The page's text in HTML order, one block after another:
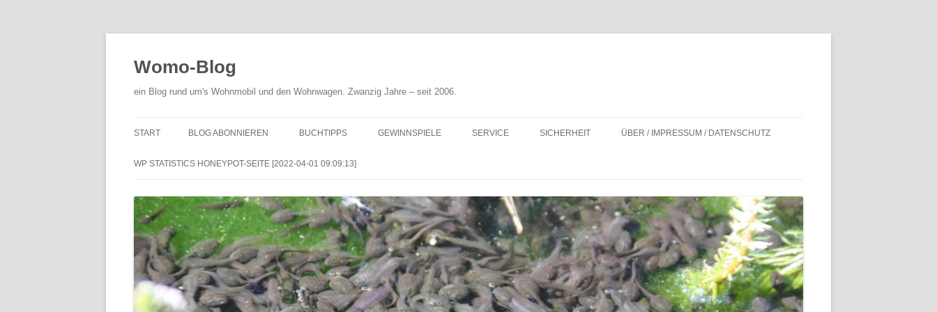
Womo-Blog
ein Blog rund um's Wohnmobil und den Wohnwagen. Zwanzig Jahre – seit 2006.
START BLOG ABONNIEREN BUCHTIPPS GEWINNSPIELE SERVICE SICHERHEIT ÜBER / IMPRESSUM / DATENSCHUTZ
WP STATISTICS HONEYPOT-SEITE [2022-04-01 09:09:13]